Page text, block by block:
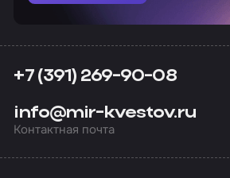
+7 (391) 269-90-08
info@mir-kvestov.ru
Контактная почта